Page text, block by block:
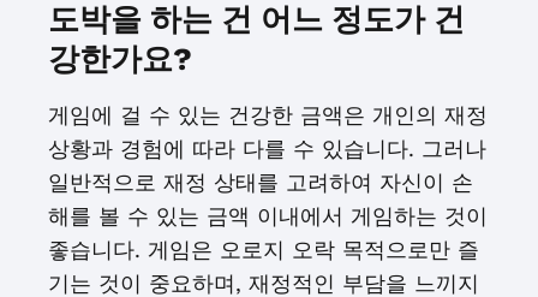
도박을 하는 건 어느 정도가 건
강한가요?
게임에 걸 수 있는 건강한 금액은 개인의 재정
상황과 경험에 따라 다를 수 있습니다. 그러나
일반적으로 재정 상태를 고려하여 자신이 손
해를 볼 수 있는 금액 이내에서 게임하는 것이
좋습니다. 게임은 오로지 오락 목적으로만 즐
기는 것이 중요하며, 재정적인 부담을 느끼지